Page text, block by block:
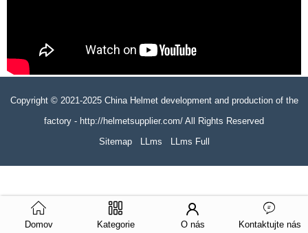
Copyright © 2021-2025 China Helmet development and production of the
factory - http://helmetsupplier.com/ All Rights Reserved
Sitemap
LLms LLms Full
Domov Kategorie O nás Kontaktujte nás